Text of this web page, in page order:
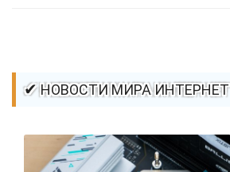
✔ НОВОСТИ МИРА ИНТЕРНЕТ